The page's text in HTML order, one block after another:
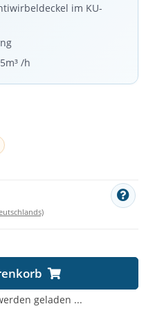
im KU-
/h
geladen ...